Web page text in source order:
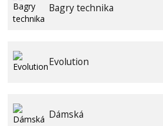
Bagry technika
Evolution
Dámská